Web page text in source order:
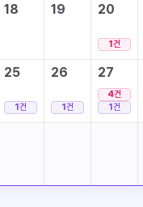
18 19 20
1건
25
1건
26
1건
27
4건
1건